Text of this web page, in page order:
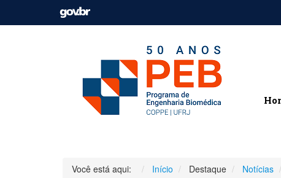
Você está aqui: Início Destaque Notícias